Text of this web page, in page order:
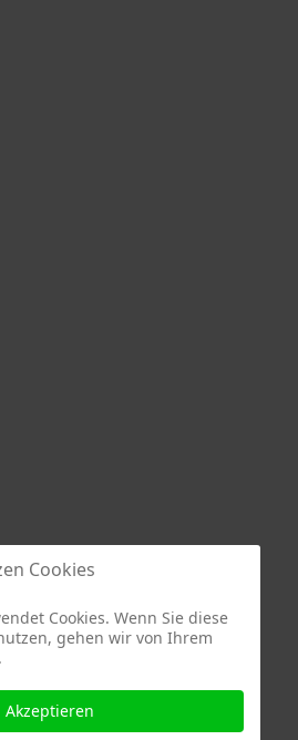
Cookies
Cookies. Wenn Sie diese
gehen wir von Ihrem
Akzeptieren